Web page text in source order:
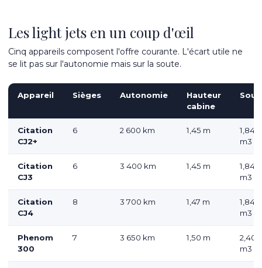
Les light jets en un coup d'œil
Cinq appareils composent l'offre courante. L'écart utile ne
se lit pas sur l'autonomie mais sur la soute.
Appareil Sièges Autonomie
Hauteur
cabine
Citation
CJ2+
6 2 600 km 1,45 m
1,84
m3
Citation
CJ3
6 3 400 km 1,45 m
1,84
m3
Citation
CJ4
8 3 700 km 1,47 m
1,84
m3
Phenom
300
7 3 650 km 1,50 m
2,40
m3